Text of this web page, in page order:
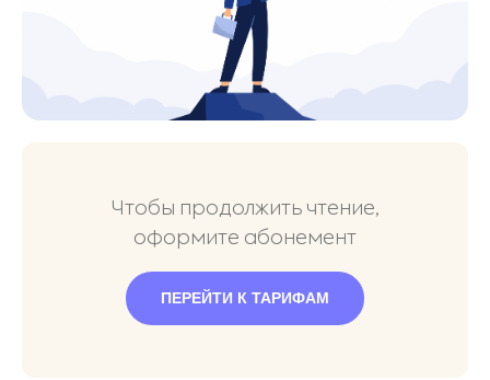
Чтобы продолжить чтение,
оформите абонемент
ПЕРЕЙТИ К ТАРИФАМ